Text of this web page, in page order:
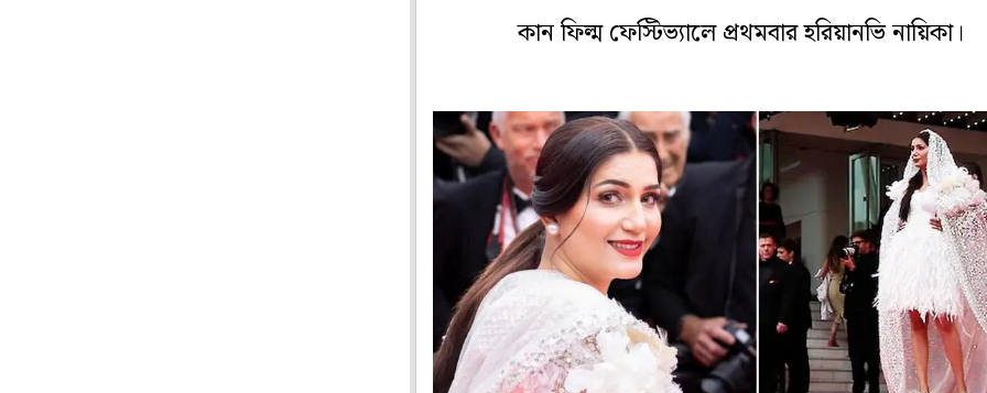
কান ফিল্ম ফেস্টিভ্যালে প্রথমবার হরিয়ানভি নায়িকা।